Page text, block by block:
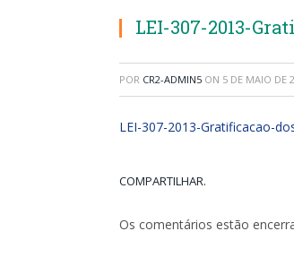
LEI-307-2013-
POR CR2-ADMIN5 ON 5 DE MAIO DE
LEI-307-2013-Gratificacao-
COMPARTILHAR.
Os comentários estão